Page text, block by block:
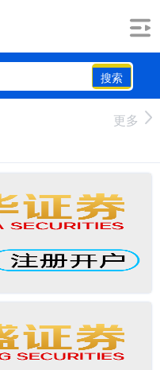
搜索
更多